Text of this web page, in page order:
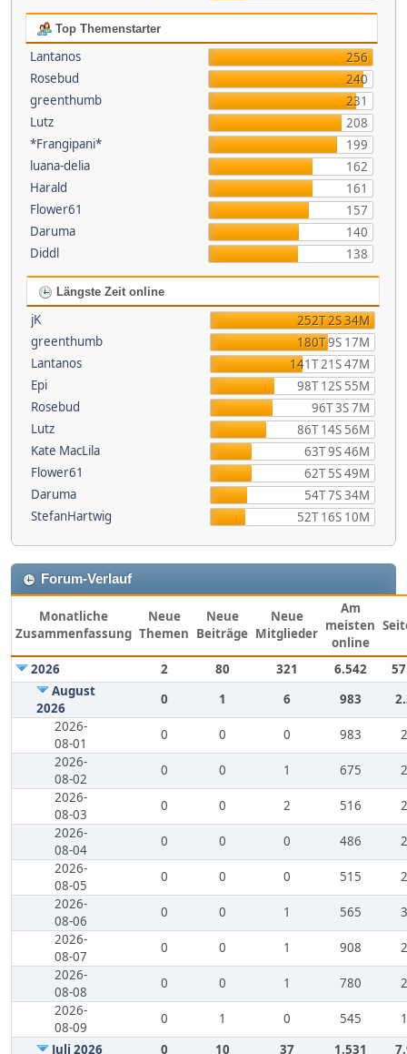
Top Themenstarter
Lantanos
256
Rosebud
240
greenthumb
231
Lutz
208
*Frangipani*
199
luana-delia
162
Harald
161
Flower61
157
Daruma
140
Diddl
138
Längste Zeit online
jK
252T 2S 34M
greenthumb
180T 9S 17M
Lantanos
141T 21S 47M
Epi
98T 12S 55M
Rosebud
96T 3S 7M
Lutz
86T 14S 56M
Kate MacLila
63T 9S 46M
Flower61
62T 5S 49M
Daruma
54T 7S 34M
StefanHartwig
52T 16S 10M
Forum-Verlauf
Monatliche
Zusammenfassung
Neue
Themen
Neue
Beiträge
Neue
Mitglieder
Am
meisten
online
2026 2 80 321 6.542
August
2026
0 1 6 983
2026-
08-01
0 0 0 983
2026-
08-02
0 0 1 675
2026-
08-03
0 0 2 516
2026-
08-04
0 0 0 486
2026-
08-05
0 0 0 515
2026-
08-06
0 0 1 565
2026-
08-07
0 0 1 908
2026-
08-08
0 0 1 780
2026-
08-09
0 1 0 545
Juli 2026
0 10 37 1.531